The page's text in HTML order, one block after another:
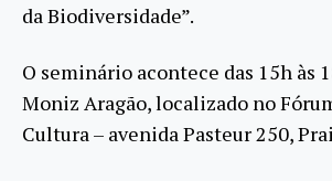
da Biodiversidade”.
O seminário acontece das 15h às
Moniz Aragão, localizado no
Cultura – avenida Pasteur 250,